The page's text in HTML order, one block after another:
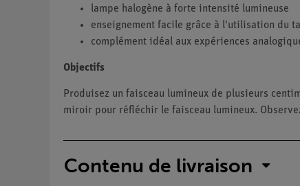
lampe halogène à forte intensité lumineuse
enseignement facile grâce à l'utilisation du
complément idéal aux expériences
Objectifs
Produisez un faisceau lumineux de plusieurs
miroir pour réfléchir le faisceau lumineux.
Contenu de livraison